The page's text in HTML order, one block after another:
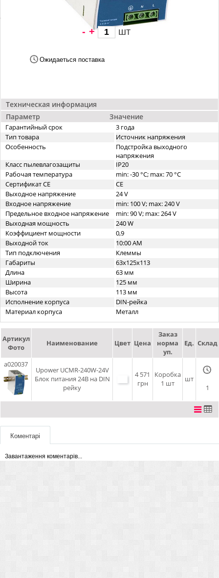
Техническая информация
Параметр
Значение
Гарантийный срок
3 года
Тип товара
Источник напряжения
Особенность
Подстройка выходного
напряжения
Класс пылевлагозащиты
IP20
Рабочая температура
min: -30 °C; max: 70 °C
Сертификат CE
CE
Выходное напряжение
24 V
Входное напряжение
min: 100 V; max: 240 V
Предельное входное напряжение
min: 90 V; max: 264 V
Выходная мощность
240 W
Коэффициент мощности
0,9
Выходной ток
10:00 AM
Тип подключения
Клеммы
Габариты
63x125x113
Длина
63 мм
Ширина
125 мм
Высота
113 мм
Исполнение корпуса
DIN-рейка
Материал корпуса
Металл
- + шт
Ожидаеться поставка
Артикул
Фото
Наименование Цвет Цена
Заказ
норма
уп.
Ед. Склад
a020037
Upower UCMR-240W-24V
Блок питания 24В на DIN
рейку
4 571
грн
Коробка
1 шт
шт
1
Коментарі
Завантаження коментарів...